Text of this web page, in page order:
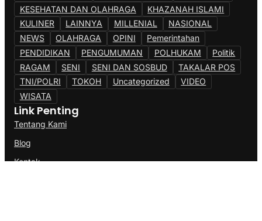
KESEHATAN DAN OLAHRAGA
KHAZANAH ISLAMI
KULINER
LAINNYA MILLENIAL
NASIONAL
NEWS
OLAHRAGA OPINI
Pemerintahan
PENDIDIKAN
PENGUMUMAN POLHUKAM
Politik
RAGAM
SENI SENI DAN SOSBUD
TAKALAR POS
TNI/POLRI
TOKOH Uncategorized
VIDEO
WISATA
Link Penting
Tentang Kami
Blog
Kontak